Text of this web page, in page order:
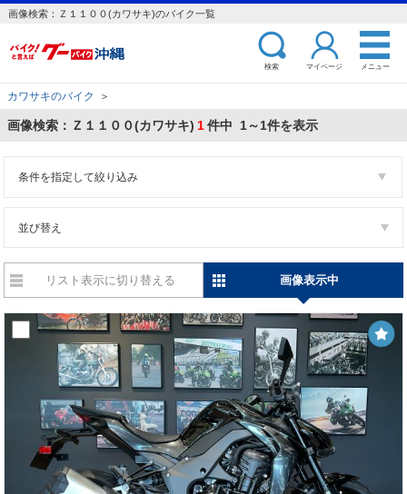
画像検索：Ｚ１１００(カワサキ)のバイク一覧
検索 マイページ メニュー
カワサキのバイク ＞
画像検索：Ｚ１１００(カワサキ) 1件中 1～1件を表示
条件を指定して絞り込み
並び替え
リスト表示に切り替える 画像表示中